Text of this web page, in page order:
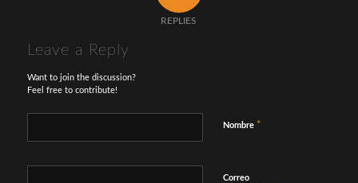
REPLIES
Leave a Reply
Want to join the discussion?
Feel free to contribute!
Nombre *
Correo